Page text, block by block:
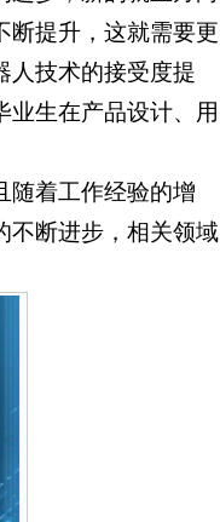
断提升，这就需要更
人技术的接受度提
业生在产品设计、用
随着工作经验的增
不断进步，相关领域